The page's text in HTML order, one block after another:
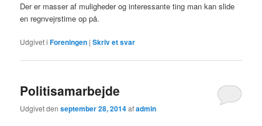
Der er masser af muligheder og interessante ting man kan slide
en regnvejrstime op på.
Udgivet i Foreningen |Skriv et svar
Politisamarbejde
Udgivet denseptember 28, 2014afadmin